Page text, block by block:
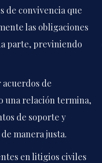
de convivencia que
las obligaciones
parte, previniendo
acuerdos de
una relación termina,
de soporte y
manera justa.
en litigios civiles